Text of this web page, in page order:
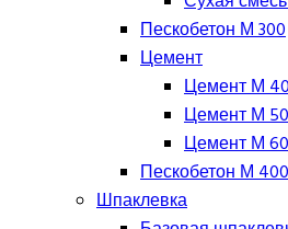
Пескобетон М 300
Цемент
Цемент М
Цемент М
Цемент М
Пескобетон М 400
Шпаклевка